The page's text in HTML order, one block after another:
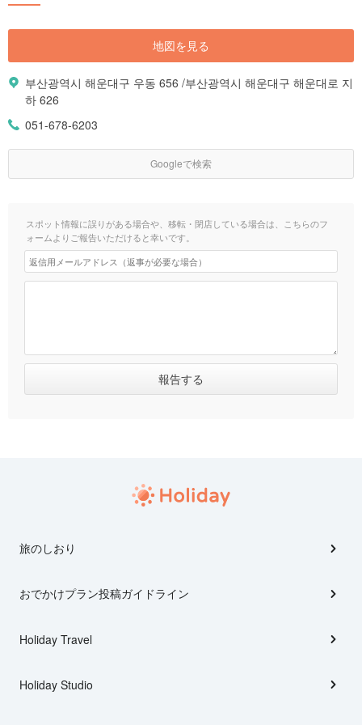
地図を見る
부산광역시 해운대구 우동 656 /부산광역시 해운대구 해운대로 지
하 626
051-678-6203
Googleで検索
スポット情報に誤りがある場合や、移転・閉店している場合は、こちらのフ
ォームよりご報告いただけると幸いです。
旅のしおり
おでかけプラン投稿ガイドライン
Holiday Travel
Holiday Studio